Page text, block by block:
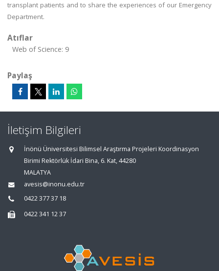
transplant patients and to share the experiences of our Emergency
Department.
Atıflar
Web of Science: 9
Paylaş
İletişim Bilgileri
İnönü Üniversitesi Bilimsel Araştırma Projeleri Koordinasyon
Birimi Rektörlük İdari Bina, 6. Kat, 44280
MALATYA
avesis@inonu.edu.tr
0422 377 37 18
0422 341 12 37